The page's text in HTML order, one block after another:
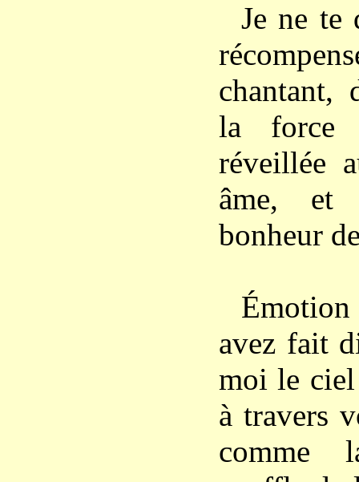
Je ne te
chantant,
la force
réveillée
âme, et
bonheur
avez fait
moi le
à travers
comme